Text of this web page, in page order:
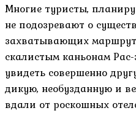
Многие туристы,
не подозревают о
захватывающих
скалистым каньонам
увидеть совершенно
дикую, необузданную и
вдали от роскошных